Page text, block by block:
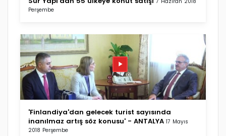
Perşembe
'Finlandiya'dan gelecek turist sayısında
inanılmaz artış söz konusu' - ANTALYA 17 Mayıs
2018 Perşembe